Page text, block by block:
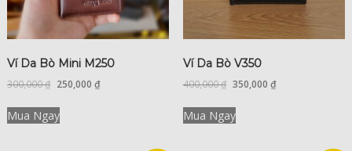
Ví Da Bò Mini M250
300,000₫ 250,000 ₫
Mua Ngay
Ví Da Bò V350
400,000₫ 350,000 ₫
Mua Ngay